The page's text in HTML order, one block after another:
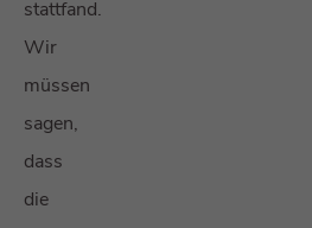
stattfand.
Wir
müssen
sagen,
dass
die